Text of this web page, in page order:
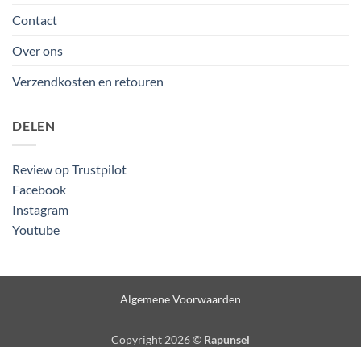
Contact
Over ons
Verzendkosten en retouren
DELEN
Review op Trustpilot
Facebook
Instagram
Youtube
Algemene Voorwaarden
Copyright 2026 © Rapunsel